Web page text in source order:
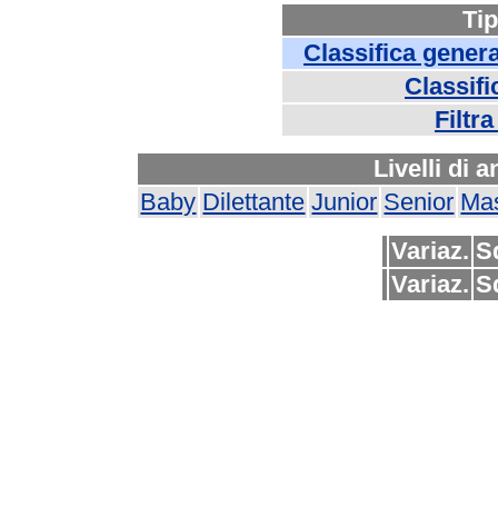
Classifica
Livelli di
Baby Dilettante Junior Senior
Variaz.
Variaz.